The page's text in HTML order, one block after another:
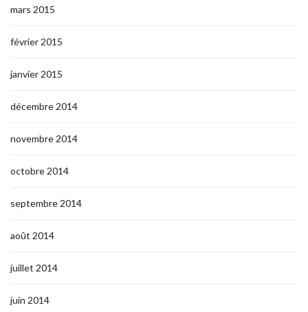
mars 2015
février 2015
janvier 2015
décembre 2014
novembre 2014
octobre 2014
septembre 2014
août 2014
juillet 2014
juin 2014